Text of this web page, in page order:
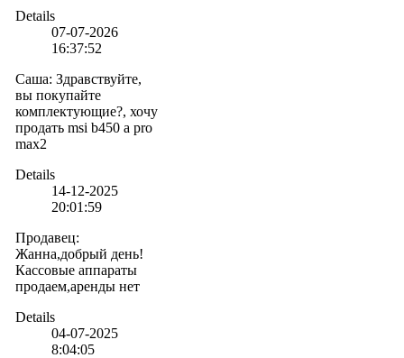
Details
07-07-2026
16:37:52
Саша: Здравствуйте,
вы покупайте
комплектующие?, хочу
продать msi b450 a pro
max2
Details
14-12-2025
20:01:59
Продавец:
Жанна,добрый день!
Кассовые аппараты
продаем,аренды нет
Details
04-07-2025
8:04:05